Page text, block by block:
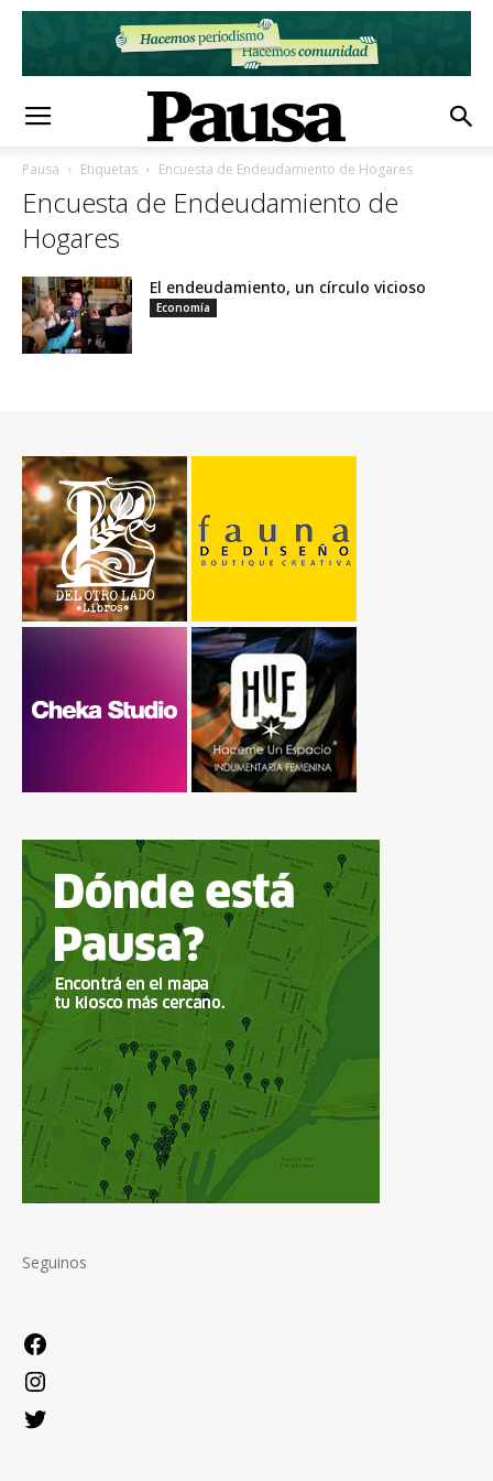
Pausa Etiquetas Encuesta de Endeudamiento de Hogares
Encuesta de Endeudamiento de
Hogares
El endeudamiento, un círculo vicioso
Economía
Seguinos